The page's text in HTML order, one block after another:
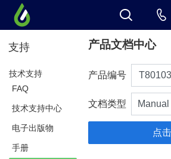
支持
技术支持
FAQ
技术支持中心
电子出版物
手册
产品文档中心
产品编号
文档类型